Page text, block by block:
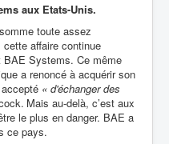
aux Etats-Unis.
toute assez
cette affaire continue
BAE Systems. Ce même
a renoncé à acquérir son
« d'échanger des
Mais au-delà, c’est aux
le plus en danger. BAE a
ce pays.